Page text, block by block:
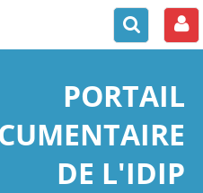
PORTAIL
DE L'IDIP